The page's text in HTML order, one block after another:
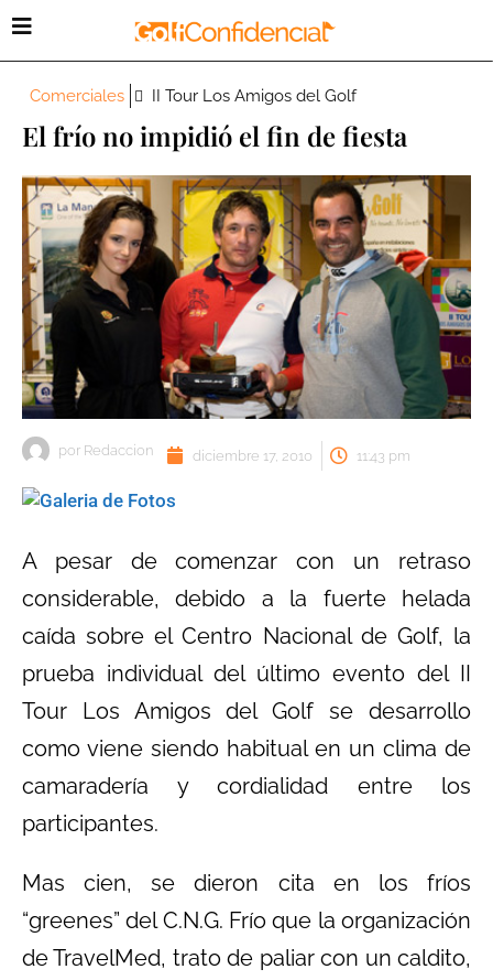
Comerciales II Tour Los Amigos del Golf
El frío no impidió el fin de fiesta
por Redaccion diciembre 17, 2010 11:43 pm
A pesar de comenzar con un retraso
considerable, debido a la fuerte helada
caída sobre el Centro Nacional de Golf, la
prueba individual del último evento del II
Tour Los Amigos del Golf se desarrollo
como viene siendo habitual en un clima de
camaradería y cordialidad entre los
participantes.
Mas cien, se dieron cita en los fríos
“greenes” del C.N.G. Frío que la organización
de TravelMed, trato de paliar con un caldito,